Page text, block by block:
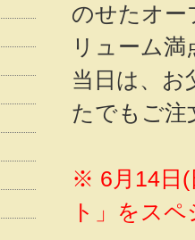
のせたオ
リューム
当日は、お
たでもご注
※ 6月14日(
ト」をス